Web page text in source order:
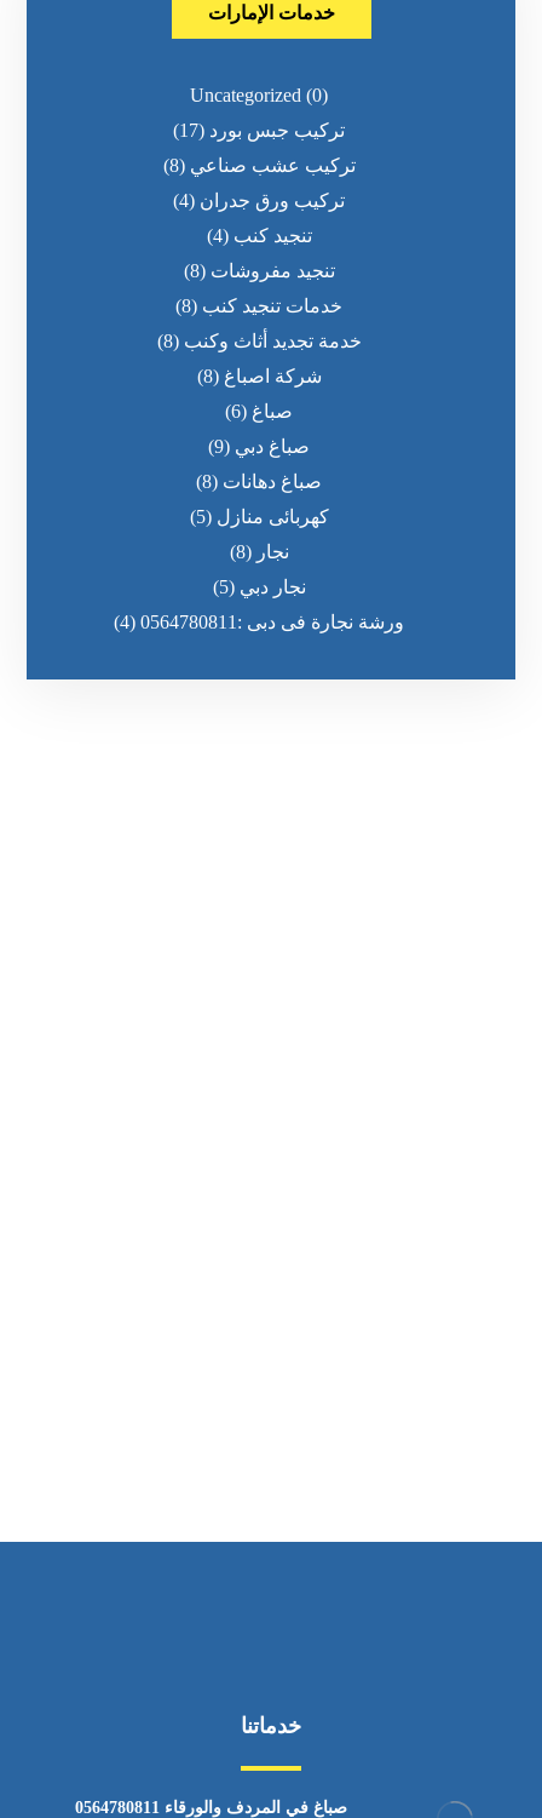
خدمات الإمارات
Uncategorized (0)
تركيب جبس بورد (17)
تركيب عشب صناعي (8)
تركيب ورق جدران (4)
تنجيد كنب (4)
تنجيد مفروشات (8)
خدمات تنجيد كنب (8)
خدمة تجديد أثاث وكنب (8)
شركة اصباغ (8)
صباغ (6)
صباغ دبي (9)
صباغ دهانات (8)
كهربائى منازل (5)
نجار (8)
نجار دبي (5)
ورشة نجارة فى دبى :0564780811
(4)
خدماتنا
صباغ في المردف والورقاء 0564780811